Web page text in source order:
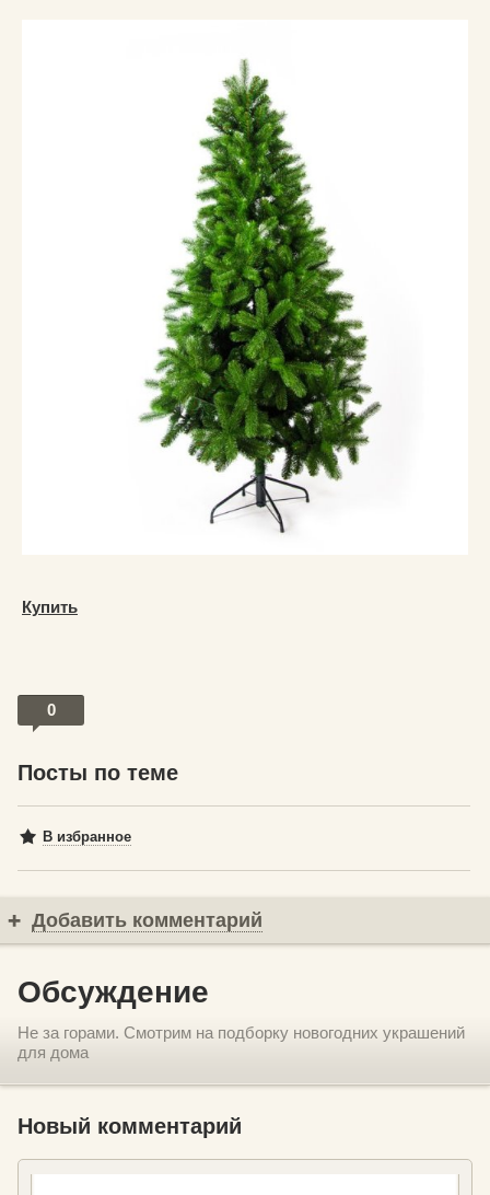
Купить
0
Посты по теме
В избранное
Добавить комментарий
Обсуждение
Не за горами. Смотрим на подборку новогодних украшений
для дома
Новый комментарий